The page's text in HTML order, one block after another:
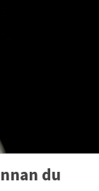
du